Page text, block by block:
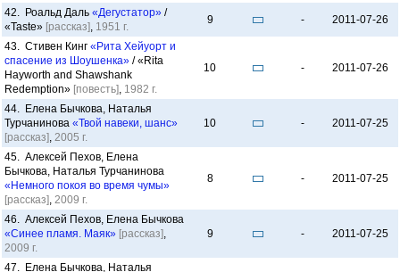
42. Роальд Даль «Дегустатор» /
«Taste» [рассказ], 1951 г.
9 - 2011-07-26
43. Стивен Кинг «Рита Хейуорт и
спасение из Шоушенка» / «Rita
Hayworth and Shawshank
Redemption» [повесть], 1982 г.
10 - 2011-07-26
44. Елена Бычкова, Наталья
Турчанинова «Твой навеки, шанс»
[рассказ], 2005 г.
10 - 2011-07-25
45. Алексей Пехов, Елена
Бычкова, Наталья Турчанинова
«Немного покоя во время чумы»
[рассказ], 2009 г.
8 - 2011-07-25
46. Алексей Пехов, Елена Бычкова
«Синее пламя. Маяк» [рассказ],
2009 г.
9 - 2011-07-25
47. Елена Бычкова, Наталья